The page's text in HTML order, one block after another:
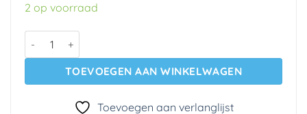
2 op voorraad
Vlies behang 32706-1 A.s. Creation aantal
TOEVOEGEN AAN WINKELWAGEN
Toevoegen aan verlanglijst